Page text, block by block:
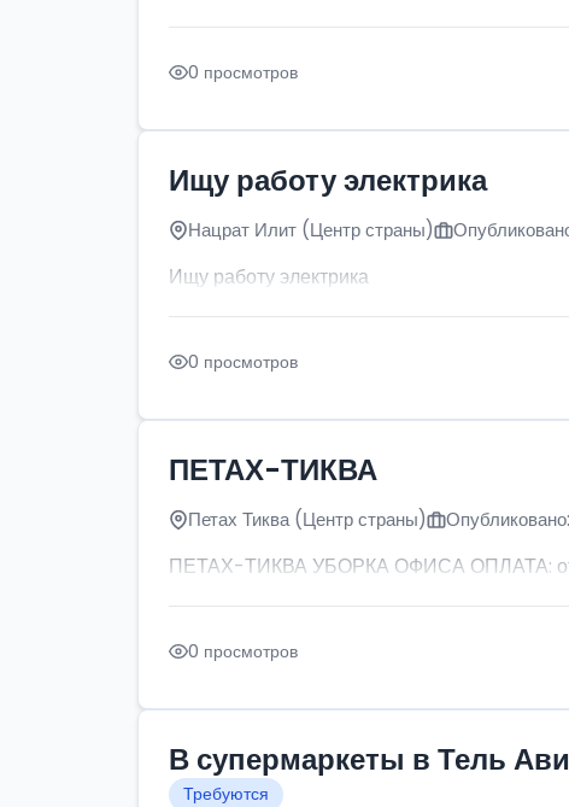
0 просмотров
Ищу работу электрика
Нацрат Илит (Центр страны)
Ищу работу электрика
0 просмотров
ПЕТАХ-ТИКВА
Петах Тиква (Центр страны)
ПЕТАХ-ТИКВА УБОРКА ОФИСА ОПЛАТА: от
0 просмотров
В супермаркеты в Тель
Требуются